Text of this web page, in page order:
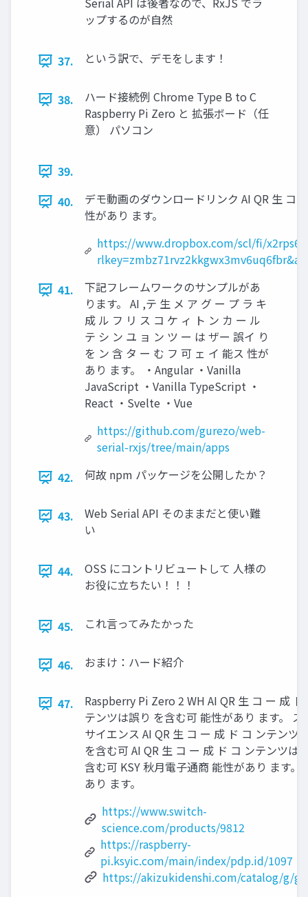
ップするのが自然
37. という訳で、デモをします！
38.
ハード接続例 Chrome Type B to C
Raspberry Pi Zero と 拡張ボード（任
意） パソコン
39.
40.
デモ動画のダウンロードリンク AI QR 生 コ
性があり ます。
https://www.dropbox.com/scl/fi/
41.
下記フレームワークのサンプルがあ
ります。 AI ,テ 生 メ ア グ ー プ ラ キ
成 ル フ リ ス コ ケ ィ ト ン カ ー ル
テ シ ン ユ ョ ン ツ ー は ザー 誤イ り
を ン 含 タ ー む フ 可 ェ イ 能ス 性が
あり ます。 ・Angular ・Vanilla
JavaScript ・Vanilla TypeScript ・
React ・Svelte ・Vue
https://github.com/gurezo/web-
serial-rxjs/tree/main/apps
42.
何故 npm パッケージを公開したか？
43.
Web Serial API そのままだと使い難
い
44.
OSS にコントリビュートして 人様の
お役に立ちたい！！！
45. これ言ってみたかった
46. おまけ：ハード紹介
47.
Raspberry Pi Zero 2 WH AI QR 生 コ ー 成 ド
テンツは誤り を含む可 能性があり ます。 ス
サイエンス AI QR 生 コ ー 成 ド コ ンテンツ
を含む可 AI QR 生 コ ー 成 ド コ ンテンツは
含む可 KSY 秋月電子通商 能性があり ます。
あり ます。
https://www.switch-
science.com/products/9812
https://raspberry-
pi.ksyic.com/main/index/pdp.id/1097
https://akizukidenshi.com/catalog/g/